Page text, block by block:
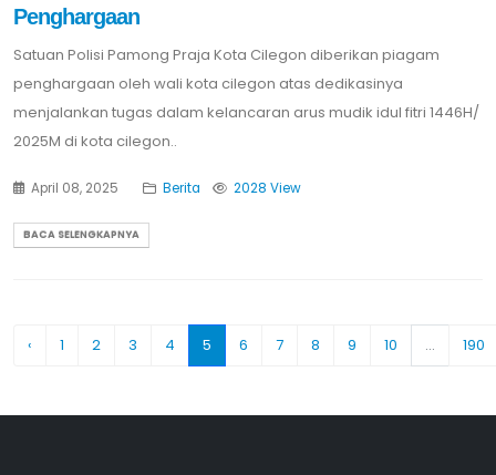
Penghargaan
Satuan Polisi Pamong Praja Kota Cilegon diberikan piagam
penghargaan oleh wali kota cilegon atas dedikasinya
menjalankan tugas dalam kelancaran arus mudik idul fitri 1446H/
2025M di kota cilegon..
April 08, 2025 Berita 2028 View
BACA SELENGKAPNYA
‹ 1 2 3 4 5 6 7 8 9 10 ... 190